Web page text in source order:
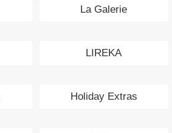
La Galerie
LIREKA
Holiday Extras